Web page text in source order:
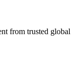
from trusted global